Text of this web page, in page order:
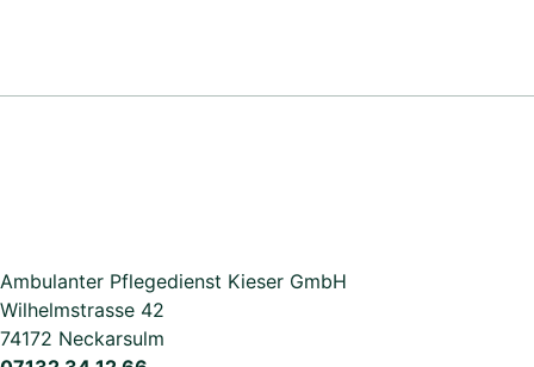
Ambulanter Pflegedienst Kieser GmbH
Wilhelmstrasse 42
74172 Neckarsulm